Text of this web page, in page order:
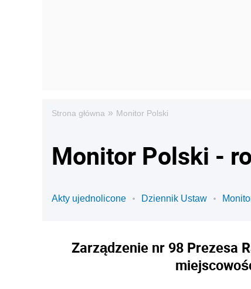
Strona główna » Monitor Polski
Monitor Polski -
Akty ujednolicone Dziennik Ustaw
Zarządzenie nr 98 Prezesa